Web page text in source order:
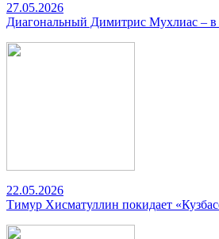
27.05.2026
Диагональный Димитрис Мухлиас – в
22.05.2026
Тимур Хисматуллин покидает